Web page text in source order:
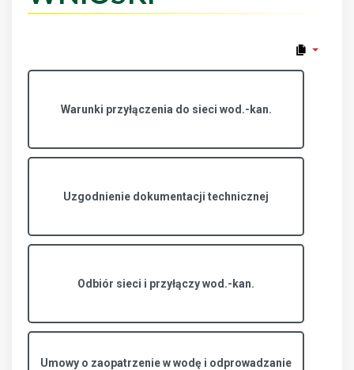
Warunki przyłączenia do sieci wod.-kan.
Uzgodnienie dokumentacji technicznej
Odbiór sieci i przyłączy wod.-kan.
Umowy o zaopatrzenie w wodę i odprowadzanie